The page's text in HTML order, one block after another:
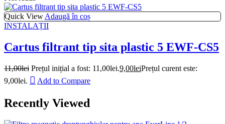
Quick View Adaugă în coș
INSTALAȚII
Cartus filtrant tip sita plastic 5 EWF-CS5
11,00lei Prețul inițial a fost: 11,00lei.9,00leiPrețul curent este:
9,00lei.
Add to Compare
Recently Viewed